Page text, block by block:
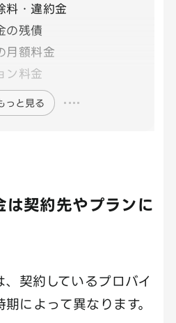
料・違約金
の残債
月額料金
ン料金
っと見る
契約先やプランに
契約しているプロバイ
によって異なります。